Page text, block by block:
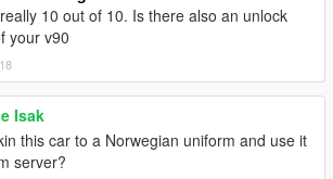
10 out of 10. Is there also an unlock
your v90
Isak
this car to a Norwegian uniform and use it
server?